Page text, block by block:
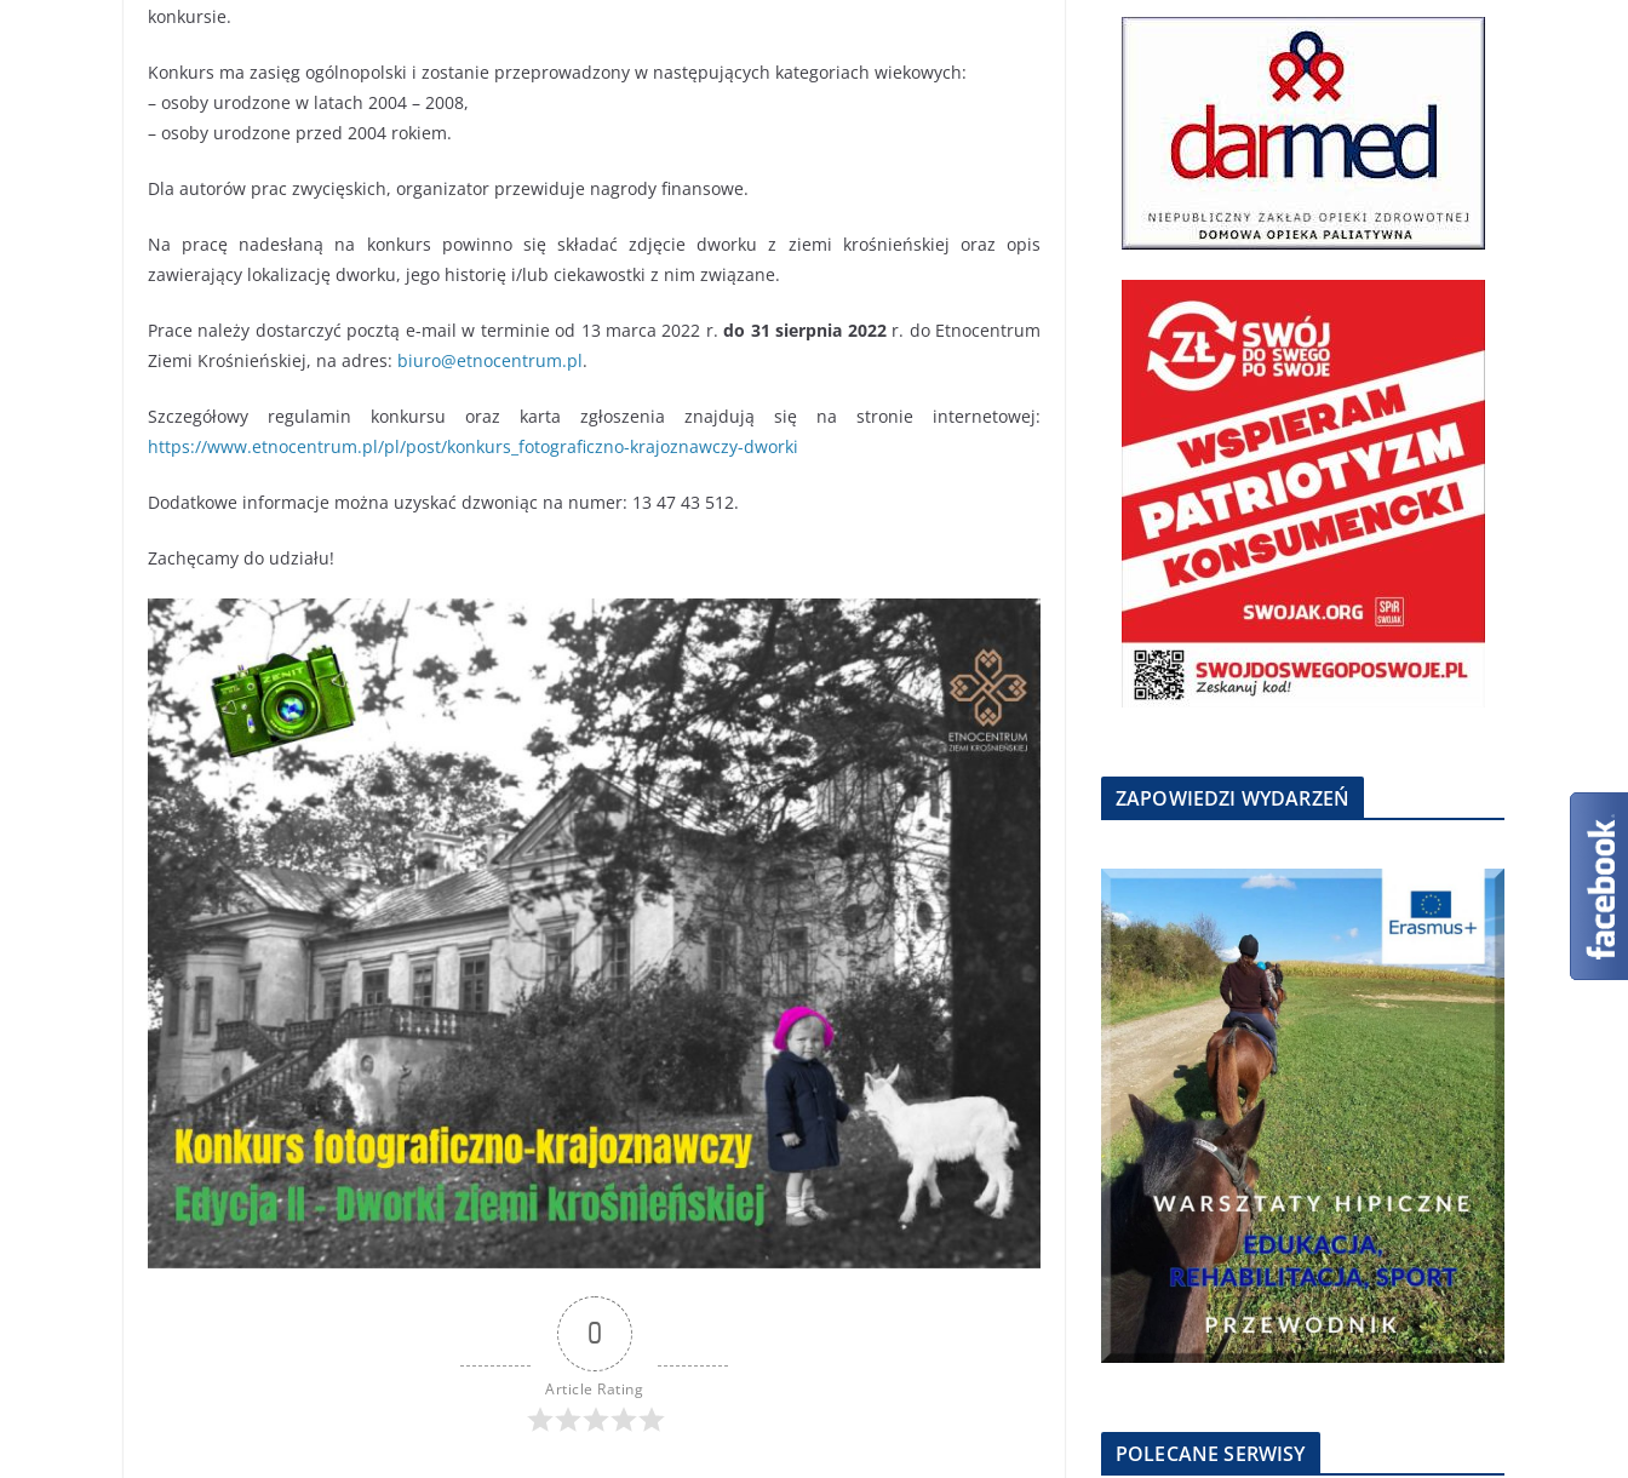
konkursie.
Konkurs ma zasięg ogólnopolski i zostanie przeprowadzony w następujących kategoriach wiekowych:
– osoby urodzone w latach 2004 – 2008,
– osoby urodzone przed 2004 rokiem.
Dla autorów prac zwycięskich, organizator przewiduje nagrody finansowe.
Na pracę nadesłaną na konkurs powinno się składać zdjęcie dworku z ziemi krośnieńskiej oraz opis
zawierający lokalizację dworku, jego historię i/lub ciekawostki z nim związane.
Prace należy dostarczyć pocztą e-mail w terminie od 13 marca 2022 r.do 31 sierpnia 2022r. do Etnocentrum
Ziemi Krośnieńskiej, na adres: biuro@etnocentrum.pl.
Szczegółowy regulamin konkursu oraz karta zgłoszenia znajdują się na stronie internetowej:
https://www.etnocentrum.pl/pl/post/konkurs_fotograficzno-krajoznawczy-dworki
Dodatkowe informacje można uzyskać dzwoniąc na numer: 13 47 43 512.
Zachęcamy do udziału!
0
Article Rating
ZAPOWIEDZI WYDARZEŃ
POLECANE SERWISY